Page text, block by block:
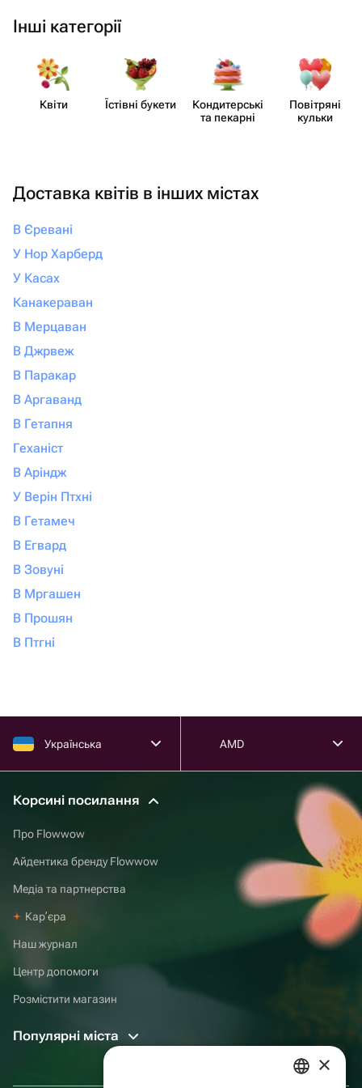
Інші категорії
Квіти Їстівні букети
Кондит​ерські
та пекарні
Повітряні
кульки
Доставка квітів в інших містах
В Єревані
У Нор Харберд
У Касах
Канакераван
В Мерцаван
В Джрвеж
В Паракар
В Аргаванд
В Гетапня
Геханіст
В Аріндж
У Верін Птхні
В Гетамеч
В Егвард
В Зовуні
В Мргашен
В Прошян
В Птгні
Українська AMD
Корсині посилання
Про Flowwow
Айдентика бренду Flowwow
Медіа та партнерства
Карʼєра
Наш журнал
Центр допомоги
Розмістити магазин
Популярні міста
×